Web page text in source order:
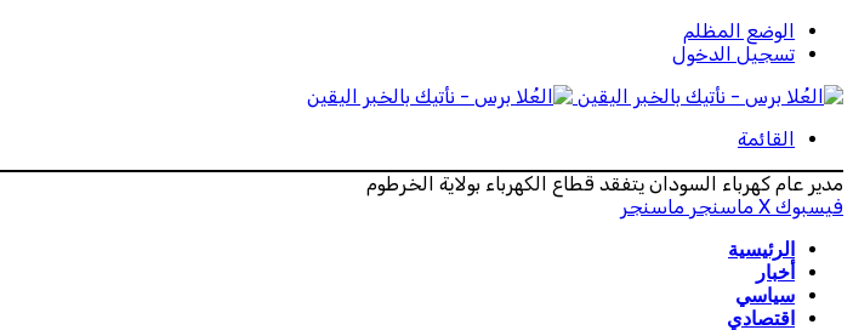
الوضع المظلم
تسجيل الدخول
القائمة
مدير عام كهرباء السودان يتفقد قطاع الكهرباء بولاية الخرطوم
فيسبوك ‫X ماسنجر ماسنجر
الرئيسية
أخبار
سياسي
اقتصادي